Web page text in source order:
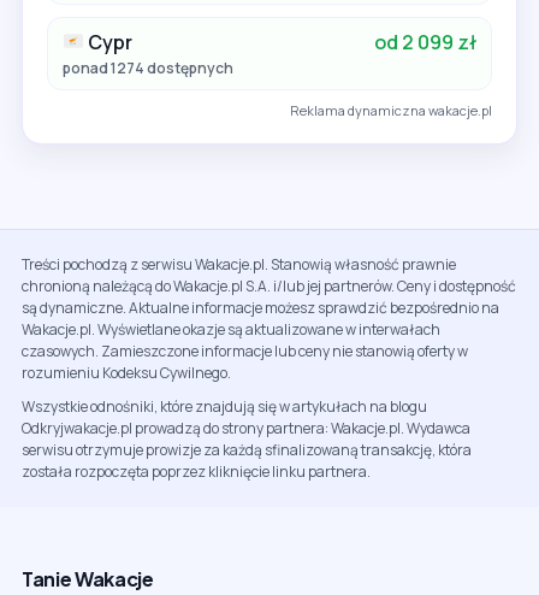
Cypr od 2 099 zł
ponad 1274 dostępnych
Reklama dynamiczna wakacje.pl
Treści pochodzą z serwisu Wakacje.pl. Stanowią własność prawnie
chronioną należącą do Wakacje.pl S.A. i/lub jej partnerów. Ceny i dostępność
są dynamiczne. Aktualne informacje możesz sprawdzić bezpośrednio na
Wakacje.pl. Wyświetlane okazje są aktualizowane w interwałach
czasowych. Zamieszczone informacje lub ceny nie stanowią oferty w
rozumieniu Kodeksu Cywilnego.
Wszystkie odnośniki, które znajdują się w artykułach na blogu
Odkryjwakacje.pl prowadzą do strony partnera: Wakacje.pl. Wydawca
serwisu otrzymuje prowizje za każdą sfinalizowaną transakcję, która
została rozpoczęta poprzez kliknięcie linku partnera.
Tanie Wakacje